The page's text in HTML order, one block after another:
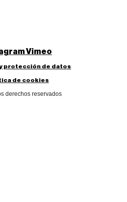
Vimeo
protección de datos
de cookies
derechos reservados